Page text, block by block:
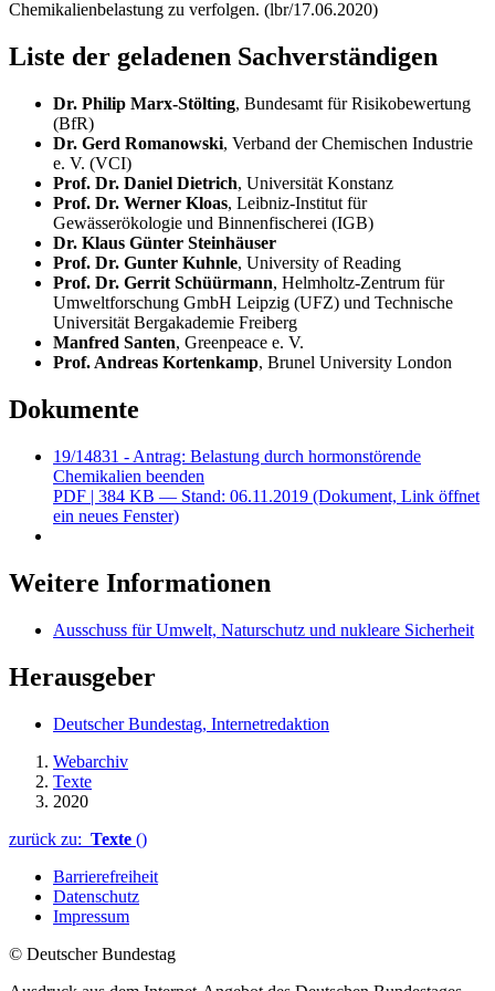
Chemikalienbelastung zu verfolgen. (lbr/17.06.2020)
Liste der geladenen Sachverständigen
Dr. Philip Marx-Stölting, Bundesamt für Risikobewertung
(BfR)
Dr. Gerd Romanowski, Verband der Chemischen Industrie
e. V. (VCI)
Prof. Dr. Daniel Dietrich, Universität Konstanz
Prof. Dr. Werner Kloas, Leibniz-Institut für
Gewässerökologie und Binnenfischerei (IGB)
Dr. Klaus Günter Steinhäuser
Prof. Dr. Gunter Kuhnle, University of Reading
Prof. Dr. Gerrit Schüürmann, Helmholtz-Zentrum für
Umweltforschung GmbH Leipzig (UFZ) und Technische
Universität Bergakademie Freiberg
Manfred Santen, Greenpeace e. V.
Prof. Andreas Kortenkamp, Brunel University London
Dokumente
19/14831 - Antrag: Belastung durch hormonstörende
Chemikalien beenden
PDF | 384 KB — Stand: 06.11.2019 (Dokument, Link öffnet
ein neues Fenster)
Weitere Informationen
Ausschuss für Umwelt, Naturschutz und nukleare Sicherheit
Herausgeber
Deutscher Bundestag, Internetredaktion
Webarchiv
Texte
2020
zurück zu: Texte ()
Barrierefreiheit
Datenschutz
Impressum
© Deutscher Bundestag